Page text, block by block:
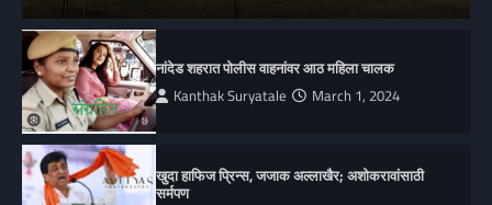
नांदेड शहरात पोलीस वाहनांवर आठ महिला चालक
Kanthak Suryatale March 1, 2024
खुदा हाफिज प्रिन्स, जजाक अल्लाखैर; अशोकरावांसाठी
सर्मपण